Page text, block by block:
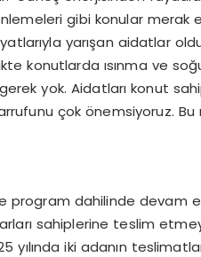
gibi konular merak
yarışan aidatlar
konutlarda ısınma ve
yok. Aidatları konut
çok önemsiyoruz.
program dahilinde devam
sahiplerine teslim
yılında iki adanın